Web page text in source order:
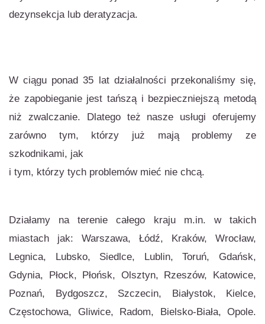
dezynsekcja lub deratyzacja.
W ciągu ponad 35 lat działalności przekonaliśmy się,
że zapobieganie jest tańszą i bezpieczniejszą metodą
niż zwalczanie. Dlatego też nasze usługi oferujemy
zarówno tym, którzy już mają problemy ze
szkodnikami, jak
i tym, którzy tych problemów mieć nie chcą.
Działamy na terenie całego kraju m.in. w takich
miastach jak: Warszawa, Łódź, Kraków, Wrocław,
Legnica, Lubsko, Siedlce, Lublin, Toruń, Gdańsk,
Gdynia, Płock, Płońsk, Olsztyn, Rzeszów, Katowice,
Poznań, Bydgoszcz, Szczecin, Białystok, Kielce,
Częstochowa, Gliwice, Radom, Bielsko-Biała, Opole.